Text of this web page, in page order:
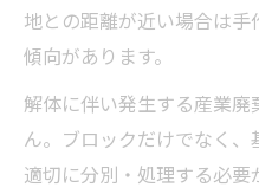
地との距離が近い場合は
傾向があります。
解体に伴い発生する産業
ん。ブロックだけでなく
適切に分別・処理する必